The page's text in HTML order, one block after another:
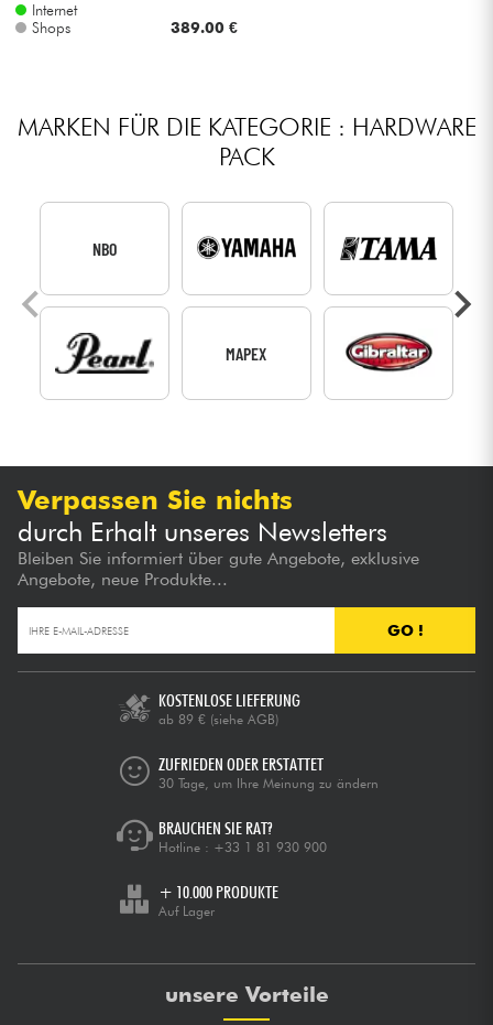
Internet
Shops
389.00 €
MARKEN FÜR DIE KATEGORIE : HARDWARE
PACK
NBO
MAPEX
Verpassen Sie nichts
durch Erhalt unseres Newsletters
Bleiben Sie informiert über gute Angebote, exklusive
Angebote, neue Produkte...
GO !
KOSTENLOSE LIEFERUNG
ab 89 € (siehe AGB)
ZUFRIEDEN ODER ERSTATTET
30 Tage, um Ihre Meinung zu ändern
BRAUCHEN SIE RAT?
Hotline : +33 1 81 930 900
+ 10.000 PRODUKTE
Auf Lager
unsere Vorteile